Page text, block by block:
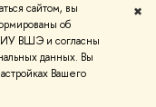
сайтом, вы
об
ВШЭ и согласны
данных. Вы
Вашего
✖
премии
Усова
«Большой книги»